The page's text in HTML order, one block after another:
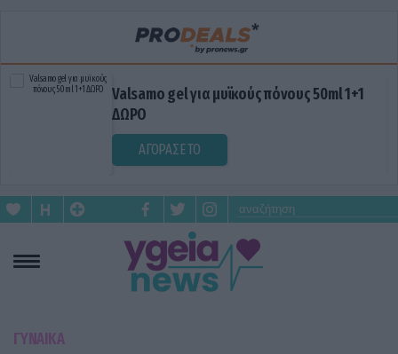
Valsamo gel για μυϊκούς πόνους 50ml 1+1
ΔΩΡΟ
ΑΓΟΡΑΣΕ ΤΟ
ΓΥΝΑΙΚΑ